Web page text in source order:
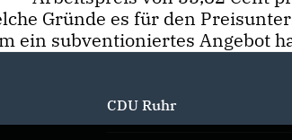
Gründe es für den
ein subventioniertes Angebot
CDU Ruhr